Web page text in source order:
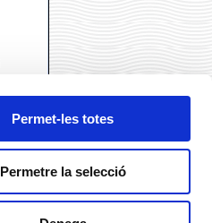
Permet-les totes
Permetre la selecció